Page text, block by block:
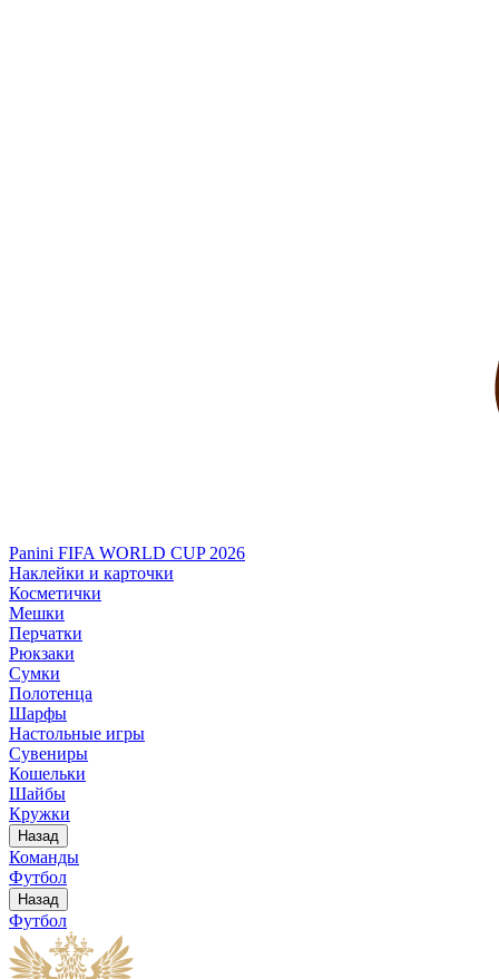
Panini FIFA WORLD CUP 2026
Наклейки и карточки
Косметички
Мешки
Перчатки
Рюкзаки
Сумки
Полотенца
Шарфы
Настольные игры
Сувениры
Кошельки
Шайбы
Кружки
Назад
Команды
Футбол
Назад
Футбол